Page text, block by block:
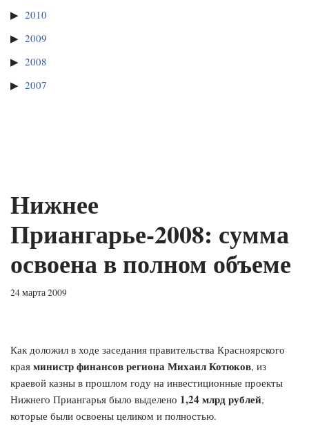
2010
2009
2008
2007
Нижнее
Приангарье-2008: сумма
освоена в полном объеме
24 марта 2009
Как доложил в ходе заседания правительства Красноярского
края министр финансов региона Михаил Котюков, из
краевой казны в прошлом году на инвестиционные проекты
Нижнего Приангарья было выделено 1,24 млрд рублей,
которые были освоены целиком и полностью.